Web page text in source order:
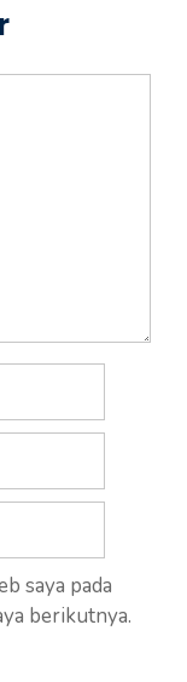
saya pada
berikutnya.